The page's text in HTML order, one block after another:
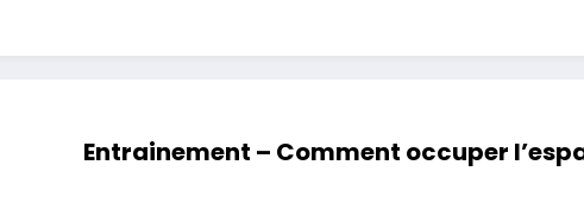
Entrainement – Comment occuper